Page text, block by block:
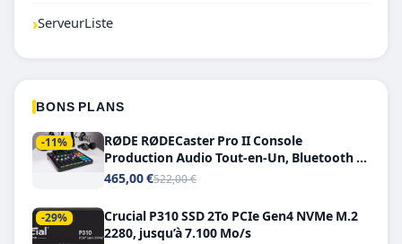
›ServeurListe
BONS PLANS
-11%
RØDE RØDECaster Pro II Console
Production Audio Tout-en-Un, Bluetooth et
Double USB-C
465,00 €522,00 €
-29%
Crucial P310 SSD 2To PCIe Gen4 NVMe M.2
2280, jusqu’à 7.100 Mo/s